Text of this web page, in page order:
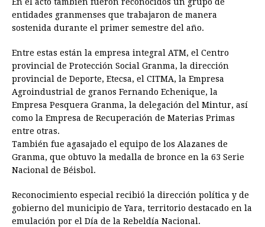
En el acto también fueron reconocidos un grupo de
entidades granmenses que trabajaron de manera
sostenida durante el primer semestre del año.
Entre estas están la empresa integral ATM, el Centro
provincial de Protección Social Granma, la dirección
provincial de Deporte, Etecsa, el CITMA, la Empresa
Agroindustrial de granos Fernando Echenique, la
Empresa Pesquera Granma, la delegación del Mintur, así
como la Empresa de Recuperación de Materias Primas
entre otras.
También fue agasajado el equipo de los Alazanes de
Granma, que obtuvo la medalla de bronce en la 63 Serie
Nacional de Béisbol.
Reconocimiento especial recibió la dirección política y de
gobierno del municipio de Yara, territorio destacado en la
emulación por el Día de la Rebeldía Nacional.